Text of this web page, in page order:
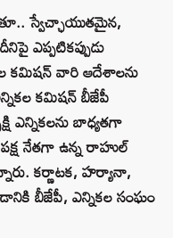
స్వేచ్ఛాయుతమైన,
ఎప్పటికప్పుడు
కమిషన్ వారి ఆదేశాలను
కమిషన్ బీజేపీ
బాధ్యతగా
నేతగా ఉన్న రాహుల్
కర్ణాటక, హర్యానా,
బీజేపీ, ఎన్నికల సంఘం